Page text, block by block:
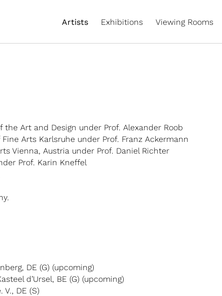
Artists Exhibitions Viewing Rooms
Art and Design under Prof. Alexander Roob
Arts Karlsruhe under Prof. Franz Ackermann
Vienna, Austria under Prof. Daniel Richter
Prof. Karin Kneffel
DE (G) (upcoming)
d’Ursel, BE (G) (upcoming)
DE (S)